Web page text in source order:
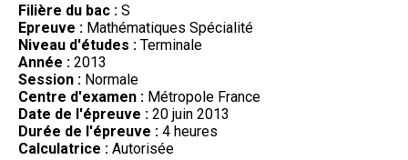
Filière du bac : S
Epreuve : Mathématiques Spécialité
Niveau d'études : Terminale
Année : 2013
Session : Normale
Centre d'examen : Métropole France
Date de l'épreuve : 20 juin 2013
Durée de l'épreuve : 4 heures
Calculatrice : Autorisée